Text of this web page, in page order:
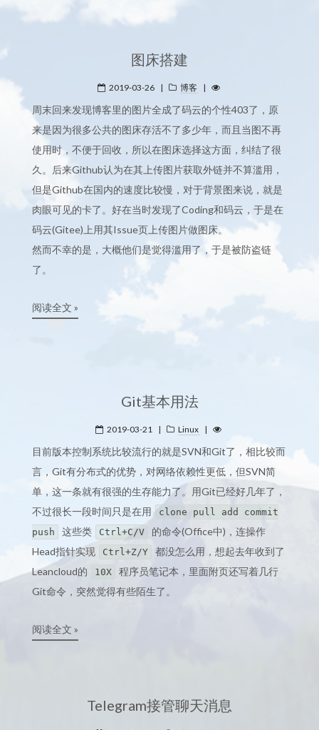
图床搭建
2019-03-26 | 博客 |
周末回来发现博客里的图片全成了码云的个性403了，原
来是因为很多公共的图床存活不了多少年，而且当图不再
使用时，不便于回收，所以在图床选择这方面，纠结了很
久。后来Github认为在其上传图片获取外链并不算滥用，
但是Github在国内的速度比较慢，对于背景图来说，就是
肉眼可见的卡了。好在当时发现了Coding和码云，于是在
码云(Gitee)上用其Issue页上传图片做图床。
然而不幸的是，大概他们是觉得滥用了，于是被防盗链
了。
阅读全文 »
Git基本用法
2019-03-21 | Linux |
目前版本控制系统比较流行的就是SVN和Git了，相比较而
言，Git有分布式的优势，对网络依赖性更低，但SVN简
单，这一条就有很强的生存能力了。用Git已经好几年了，
不过很长一段时间只是在用
clone pull add commit
push
这些类 Ctrl+C/V
的命令(Office中)，连操作
Head指针实现
Ctrl+Z/Y
都没怎么用，想起去年收到了
Leancloud的
10X
程序员笔记本，里面附页还写着几行
Git命令，突然觉得有些陌生了。
阅读全文 »
Telegram接管聊天消息